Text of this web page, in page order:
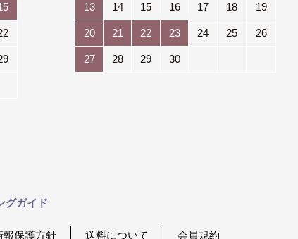
13 14 15 16 17 18 19
20 21 22 23 24 25 26
27 28 29 30
グガイド
報保護方針 送料について 会員規約